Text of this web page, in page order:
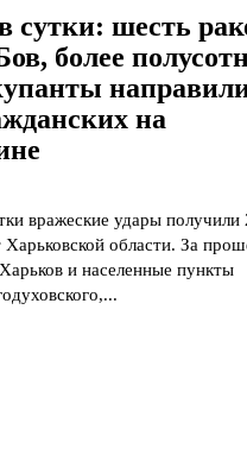
сутки: шесть
более
на
вражеские удары получили
области. За прошедшие сутки
и населенные пункты